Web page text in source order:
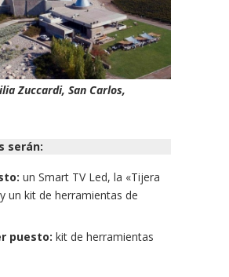
Zuccardi, San Carlos,
serán:
un Smart TV Led, la «Tijera
un kit de herramientas de
puesto: kit de herramientas